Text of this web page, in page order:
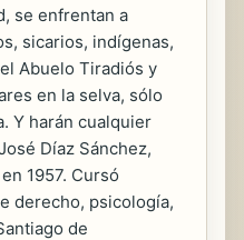
se enfrentan a
sicarios, indígenas,
Abuelo Tiradiós y
en la selva, sólo
Y harán cualquier
Díaz Sánchez,
1957. Cursó
derecho, psicología,
de